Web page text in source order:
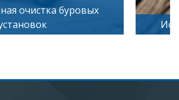
Искусственное старение